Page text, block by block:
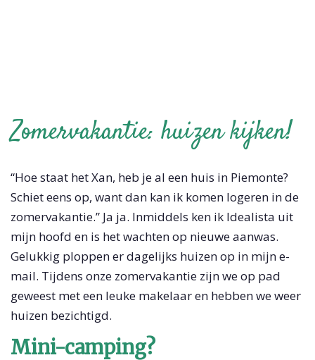
Zomervakantie: huizen kijken!
“Hoe staat het Xan, heb je al een huis in Piemonte?
Schiet eens op, want dan kan ik komen logeren in de
zomervakantie.” Ja ja. Inmiddels ken ik Idealista uit
mijn hoofd en is het wachten op nieuwe aanwas.
Gelukkig ploppen er dagelijks huizen op in mijn e-
mail. Tijdens onze zomervakantie zijn we op pad
geweest met een leuke makelaar en hebben we weer
huizen bezichtigd.
Mini-camping?